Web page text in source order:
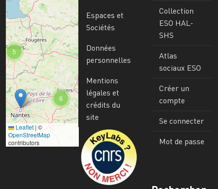
6
5
Leaflet | ©
OpenStreetMap
contributors
Espaces et
Sociétés
Données
personnelles
Mentions
légales et
crédits du
site
Image
Collection
ESO HAL-
SHS
Atlas
sociaux ESO
Créer un
compte
Se connecter
Mot de passe